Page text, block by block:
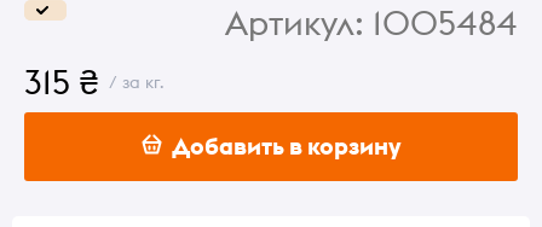
Артикул: 1005484
315 ₴ / за кг.
Добавить в корзину